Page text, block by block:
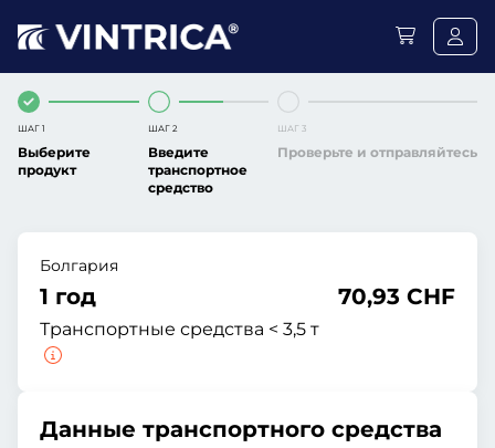
ШАГ 1
Выберите
продукт
ШАГ 2
Введите
транспортное
средство
ШАГ 3
Проверьте и отправляйтесь
Болгария
1 год
Транспортные средства < 3,5 т
70,93 CHF
Данные транспортного средства